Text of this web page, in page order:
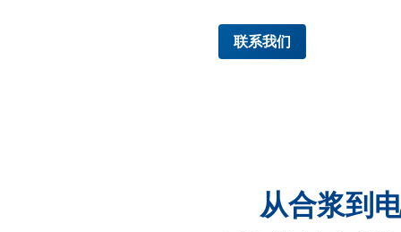
联系我们
从合浆到